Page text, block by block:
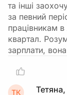
та інші
за певний
працівникам
квартал.
зарплати,
ТК